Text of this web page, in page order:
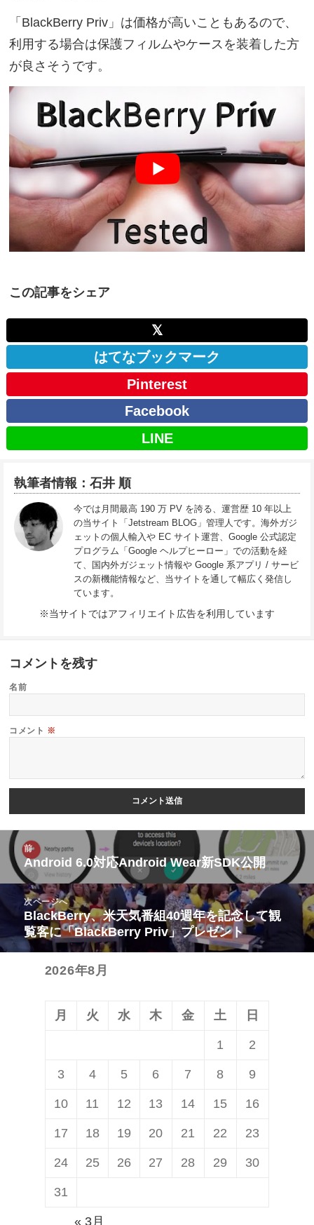
「BlackBerry Priv」は価格が高いこともあるので、
利用する場合は保護フィルムやケースを装着した方
が良さそうです。
この記事をシェア
𝕏
はてなブックマーク
Pinterest
Facebook
LINE
執筆者情報：石井 順
今では月間最高 190 万 PV を誇る、運営歴 10 年以上
の当サイト「Jetstream BLOG」管理人です。海外ガジ
ェットの個人輸入や EC サイト運営、Google 公式認定
プログラム「Google ヘルプヒーロー」での活動を経
て、国内外ガジェット情報や Google 系アプリ / サービ
スの新機能情報など、当サイトを通して幅広く発信し
ています。
※当サイトではアフィリエイト広告を利用しています
コメントを残す
名前
コメント ※
投
稿
ビ
ー
前
前
の
投
稿:
Android 6.0対応Android Wear新SDK公開
次ページへ
次
の
投
BlackBerry、米天気番組40週年を記念して観
覧客に「BlackBerry Priv」プレゼント
2026年8月
月 火 水 木 金 土 日
1 2
3 4 5 6 7 8 9
10 11 12 13 14 15 16
17 18 19 20 21 22 23
24 25 26 27 28 29 30
31
« 3月